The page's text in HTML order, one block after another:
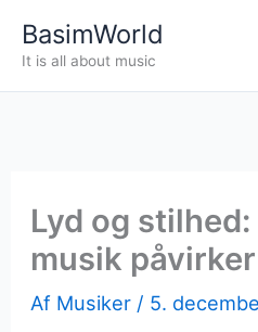
BasimWorld
It is all about music
Lyd og
musik
Af Musiker / 5.